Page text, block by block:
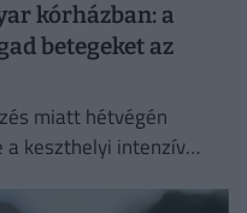
kórházban: a
betegeket az
miatt hétvégén
keszthelyi intenzív